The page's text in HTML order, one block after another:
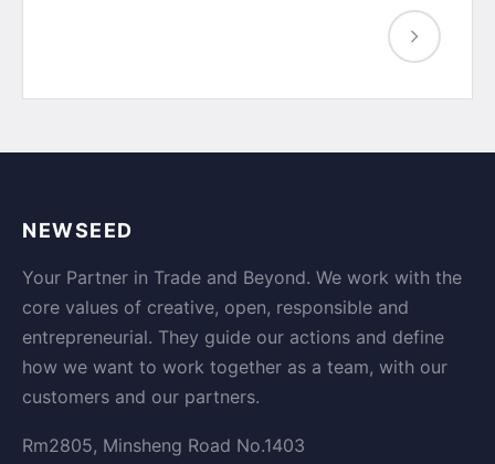
NEWSEED
Your Partner in Trade and Beyond. We work with the
core values of creative, open, responsible and
entrepreneurial. They guide our actions and define
how we want to work together as a team, with our
customers and our partners.
Rm2805, Minsheng Road No.1403